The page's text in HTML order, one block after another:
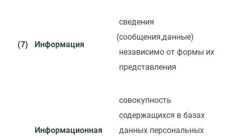
(7) Информация
сведения
(сообщения,данные)
независимо от формы их
представления
Информационная
совокупность
содержащихся в базах
данных персональных